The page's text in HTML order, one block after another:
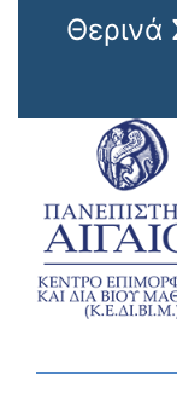
Παράκαμψη
Θερινά